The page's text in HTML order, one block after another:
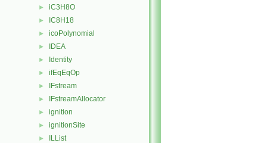
► iC3H8O
► IC8H18
► icoPolynomial
► IDEA
► Identity
► ifEqEqOp
► IFstream
► IFstreamAllocator
► ignition
► ignitionSite
► ILList